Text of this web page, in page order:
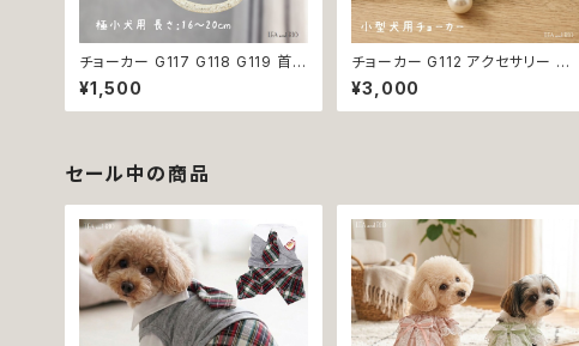
チョーカー G117 G118 G119 首輪
アクセサリー クリア キラキラ 犬 猫
ペット 極小型犬用 おしゃれ かわ
いい シンプル ピンク ゴールド 返
¥1,500
チョーカー G112 アクセサリー レ
ース パール 犬 猫 ペット 小型犬用
おしゃれ キラキラ かわいい リボン
ブルー ホワイト 返品交換不可
¥3,000
セール中の商品